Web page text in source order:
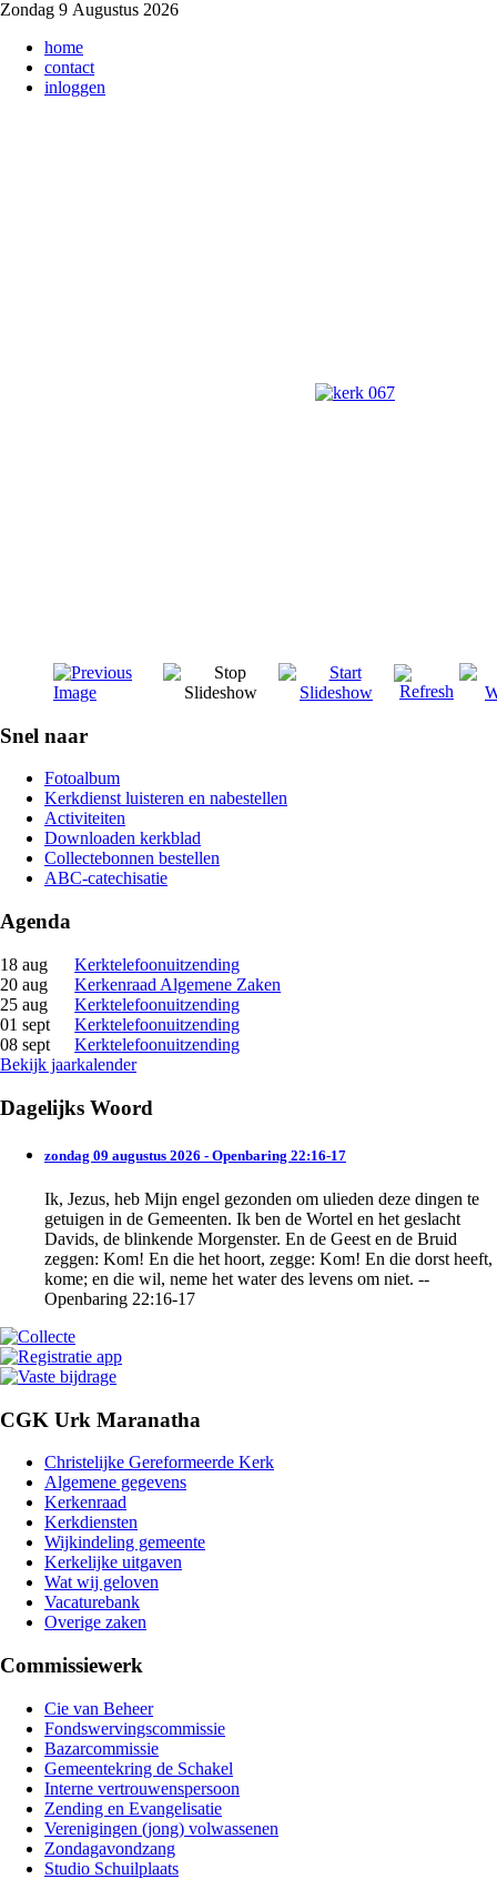
Zondag 9 Augustus 2026
home
contact
inloggen
Snel naar
Fotoalbum
Kerkdienst luisteren en nabestellen
Activiteiten
Downloaden kerkblad
Collectebonnen bestellen
ABC-catechisatie
Agenda
18 aug
Kerktelefoonuitzending
20 aug
Kerkenraad Algemene Zaken
25 aug
Kerktelefoonuitzending
01 sept
Kerktelefoonuitzending
08 sept
Kerktelefoonuitzending
Bekijk jaarkalender
Dagelijks Woord
zondag 09 augustus 2026 - Openbaring 22:16-17
Ik, Jezus, heb Mijn engel gezonden om ulieden deze dingen te
getuigen in de Gemeenten. Ik ben de Wortel en het geslacht
Davids, de blinkende Morgenster. En de Geest en de Bruid
zeggen: Kom! En die het hoort, zegge: Kom! En die dorst heeft,
kome; en die wil, neme het water des levens om niet. --
Openbaring 22:16-17
CGK Urk Maranatha
Christelijke Gereformeerde Kerk
Algemene gegevens
Kerkenraad
Kerkdiensten
Wijkindeling gemeente
Kerkelijke uitgaven
Wat wij geloven
Vacaturebank
Overige zaken
Commissiewerk
Cie van Beheer
Fondswervingscommissie
Bazarcommissie
Gemeentekring de Schakel
Interne vertrouwenspersoon
Zending en Evangelisatie
Verenigingen (jong) volwassenen
Zondagavondzang
Studio Schuilplaats